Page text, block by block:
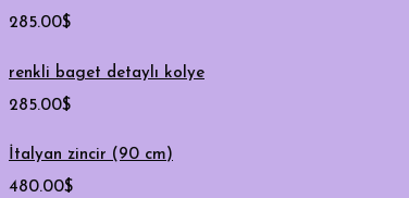
285.00$
renkli baget detaylı kolye
285.00$
İtalyan zincir (90 cm)
480.00$